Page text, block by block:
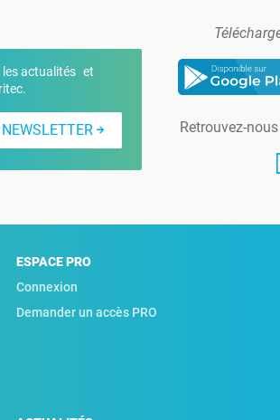
les actualités et
Retrouvez-
ESPACE PRO
Connexion
Demander un accès PRO